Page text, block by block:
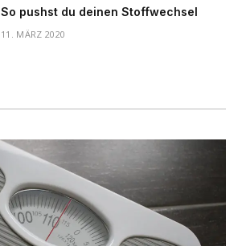
So pushst du deinen Stoffwechsel
11. MÄRZ 2020